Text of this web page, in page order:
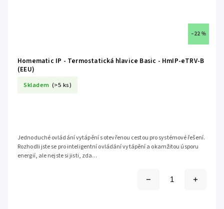
–22 %
Homematic IP - Termostatická hlavice Basic - HmIP-eTRV-B
(EEU)
Skladem (>5 ks)
Jednoduché ovládání vytápění s otevřenou cestou pro systémové řešení.
Rozhodli jste se pro inteligentní ovládání vytápění a okamžitou úsporu
energií, ale nejste si jisti, zda...